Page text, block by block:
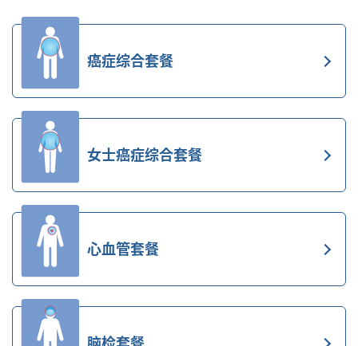
癌症综合套餐
女士癌症综合套餐
心血管套餐